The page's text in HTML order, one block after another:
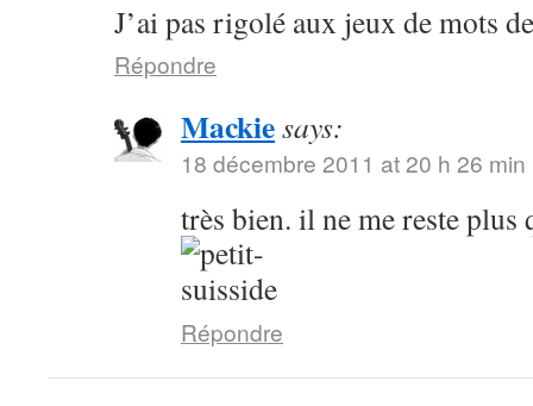
J’ai pas rigolé aux jeux de mots
Répondre
Mackiesays:
18 décembre 2011 at 20 h 26 min
très bien. il ne me reste plus
Répondre